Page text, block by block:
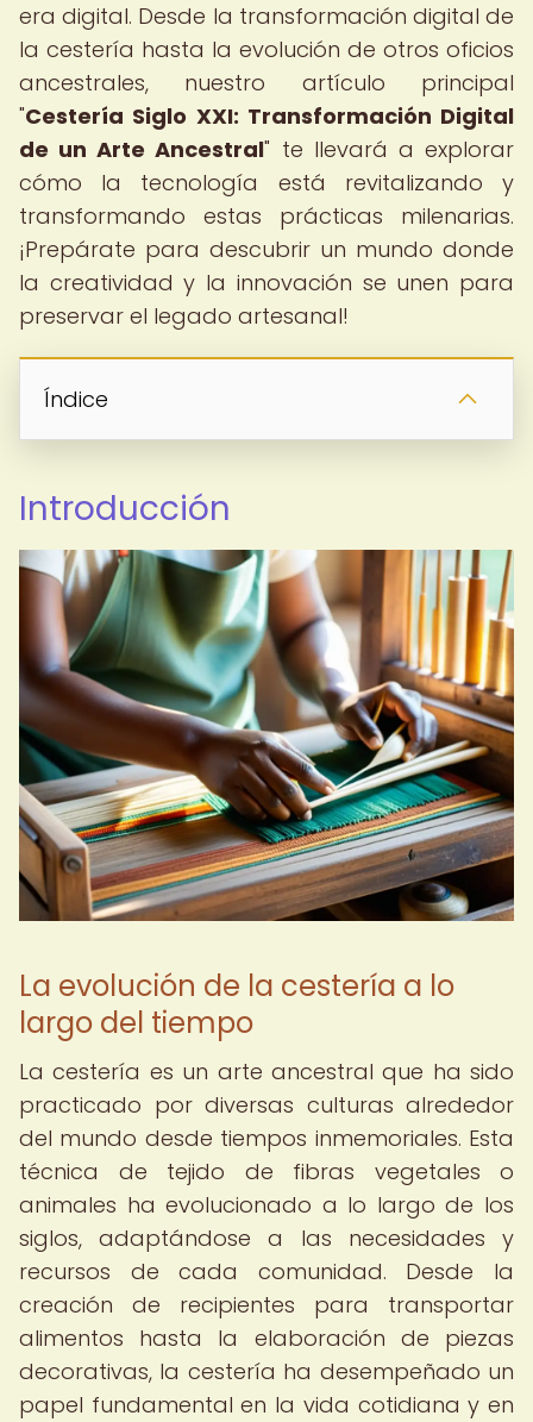
era digital. Desde la transformación digital de
la cestería hasta la evolución de otros oficios
ancestrales, nuestro artículo principal
"Cestería Siglo XXI: Transformación Digital
de un Arte Ancestral" te llevará a explorar
cómo la tecnología está revitalizando y
transformando estas prácticas milenarias.
¡Prepárate para descubrir un mundo donde
la creatividad y la innovación se unen para
preservar el legado artesanal!
Índice
Introducción
La evolución de la cestería a lo
largo del tiempo
La cestería es un arte ancestral que ha sido
practicado por diversas culturas alrededor
del mundo desde tiempos inmemoriales. Esta
técnica de tejido de fibras vegetales o
animales ha evolucionado a lo largo de los
siglos, adaptándose a las necesidades y
recursos de cada comunidad. Desde la
creación de recipientes para transportar
alimentos hasta la elaboración de piezas
decorativas, la cestería ha desempeñado un
papel fundamental en la vida cotidiana y en